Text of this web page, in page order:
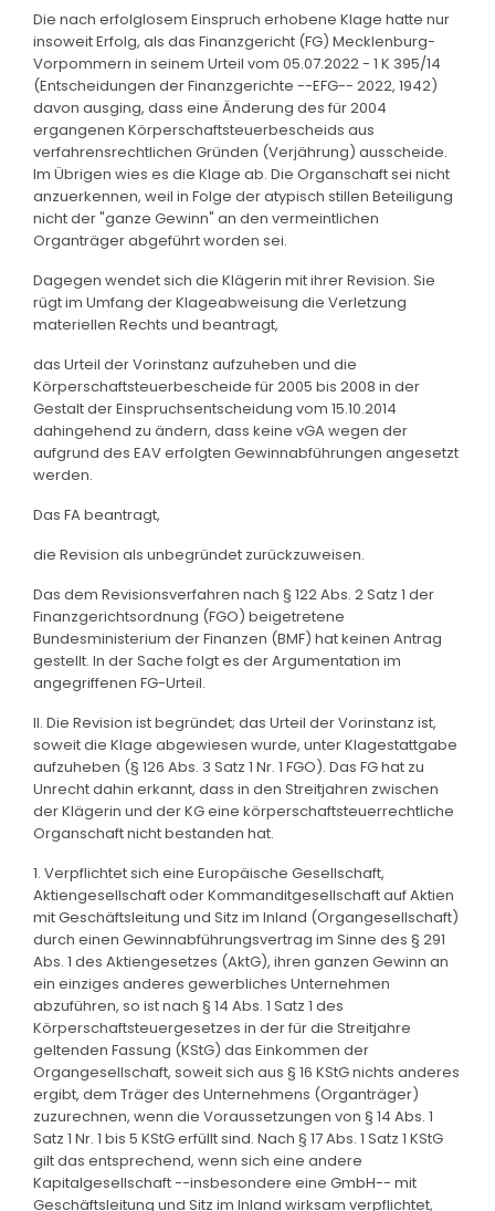
Die nach erfolglosem Einspruch erhobene Klage hatte nur
insoweit Erfolg, als das Finanzgericht (FG) Mecklenburg-
Vorpommern in seinem Urteil vom 05.07.2022 - 1 K 395/14
(Entscheidungen der Finanzgerichte --EFG-- 2022, 1942)
davon ausging, dass eine Änderung des für 2004
ergangenen Körperschaftsteuerbescheids aus
verfahrensrechtlichen Gründen (Verjährung) ausscheide.
Im Übrigen wies es die Klage ab. Die Organschaft sei nicht
anzuerkennen, weil in Folge der atypisch stillen Beteiligung
nicht der "ganze Gewinn" an den vermeintlichen
Organträger abgeführt worden sei.
Dagegen wendet sich die Klägerin mit ihrer Revision. Sie
rügt im Umfang der Klageabweisung die Verletzung
materiellen Rechts und beantragt,
das Urteil der Vorinstanz aufzuheben und die
Körperschaftsteuerbescheide für 2005 bis 2008 in der
Gestalt der Einspruchsentscheidung vom 15.10.2014
dahingehend zu ändern, dass keine vGA wegen der
aufgrund des EAV erfolgten Gewinnabführungen angesetzt
werden.
Das FA beantragt,
die Revision als unbegründet zurückzuweisen.
Das dem Revisionsverfahren nach § 122 Abs. 2 Satz 1 der
Finanzgerichtsordnung (FGO) beigetretene
Bundesministerium der Finanzen (BMF) hat keinen Antrag
gestellt. In der Sache folgt es der Argumentation im
angegriffenen FG-Urteil.
II. Die Revision ist begründet; das Urteil der Vorinstanz ist,
soweit die Klage abgewiesen wurde, unter Klagestattgabe
aufzuheben (§ 126 Abs. 3 Satz 1 Nr. 1 FGO). Das FG hat zu
Unrecht dahin erkannt, dass in den Streitjahren zwischen
der Klägerin und der KG eine körperschaftsteuerrechtliche
Organschaft nicht bestanden hat.
1. Verpflichtet sich eine Europäische Gesellschaft,
Aktiengesellschaft oder Kommanditgesellschaft auf Aktien
mit Geschäftsleitung und Sitz im Inland (Organgesellschaft)
durch einen Gewinnabführungsvertrag im Sinne des § 291
Abs. 1 des Aktiengesetzes (AktG), ihren ganzen Gewinn an
ein einziges anderes gewerbliches Unternehmen
abzuführen, so ist nach § 14 Abs. 1 Satz 1 des
Körperschaftsteuergesetzes in der für die Streitjahre
geltenden Fassung (KStG) das Einkommen der
Organgesellschaft, soweit sich aus § 16 KStG nichts anderes
ergibt, dem Träger des Unternehmens (Organträger)
zuzurechnen, wenn die Voraussetzungen von § 14 Abs. 1
Satz 1 Nr. 1 bis 5 KStG erfüllt sind. Nach § 17 Abs. 1 Satz 1 KStG
gilt das entsprechend, wenn sich eine andere
Kapitalgesellschaft --insbesondere eine GmbH-- mit
Geschäftsleitung und Sitz im Inland wirksam verpflichtet,